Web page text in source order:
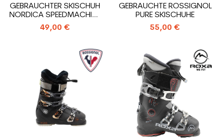
GEBRAUCHTER SKISCHUH
NORDICA SPEEDMACHINE
95 WR
49,00 €
GEBRAUCHTE ROSSIGNOL
PURE SKISCHUHE
55,00 €